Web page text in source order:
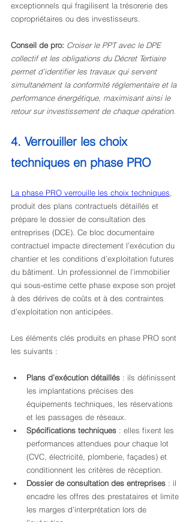
exceptionnels qui fragilisent la trésorerie des
copropriétaires ou des investisseurs.
Conseil de pro: Croiser le PPT avec le DPE
collectif et les obligations du Décret Tertiaire
permet d’identifier les travaux qui servent
simultanément la conformité réglementaire et la
performance énergétique, maximisant ainsi le
retour sur investissement de chaque opération.
4. Verrouiller les choix
techniques en phase PRO
La phase PRO verrouille les choix techniques
produit des plans contractuels détaillés et
prépare le dossier de consultation des
entreprises (DCE). Ce bloc documentaire
contractuel impacte directement l’exécution du
chantier et les conditions d’exploitation futures
du bâtiment. Un professionnel de l’immobilier
qui sous-estime cette phase expose son projet
à des dérives de coûts et à des contraintes
d’exploitation non anticipées.
Les éléments clés produits en phase PRO sont
les suivants :
Plans d’exécution détaillés : ils définissent
les implantations précises des
équipements techniques, les réservations
et les passages de réseaux.
Spécifications techniques : elles fixent les
performances attendues pour chaque lot
(CVC, électricité, plomberie, façades) et
conditionnent les critères de réception.
Dossier de consultation des entreprises : il
encadre les offres des prestataires et limite
les marges d’interprétation lors de